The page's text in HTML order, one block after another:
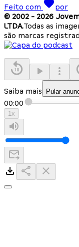
Feito com
por
© 2002 - 2026
LTDA.Todas as
são marcas
Saiba mais Pular
00:00
1x